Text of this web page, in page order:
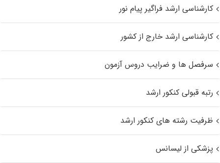
کارشناسی ارشد فراگیر پیام نور
کارشناسی ارشد خارج از کشور
سرفصل ها و ضرایب دروس آزمون
رتبه قبولی کنکور ارشد
ظرفیت رشته های کنکور ارشد
پزشکی از لیسانس